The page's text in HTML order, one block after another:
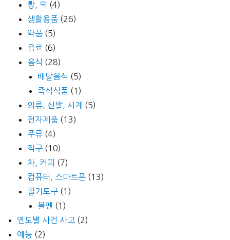
빵, 떡 (4)
생활용품 (26)
약품 (5)
음료 (6)
음식 (28)
배달음식 (5)
즉석식품 (1)
의류, 신발, 시계
(5)
전자제품 (13)
주류 (4)
직구 (10)
차, 커피 (7)
컴퓨터, 스마트폰 (13)
필기도구 (1)
볼펜 (1)
연도별 사건 사고 (2)
예능 (2)